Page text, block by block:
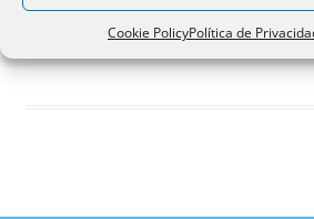
Cookie PolicyPolítica de
Registro
¿Has olvidado tu contraseña?